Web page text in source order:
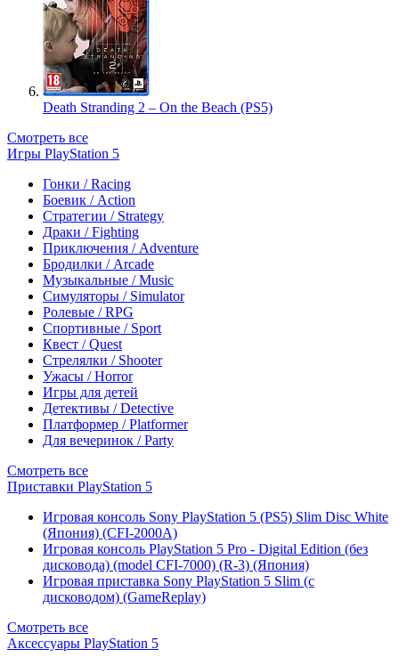
Death Stranding 2 – On the Beach (PS5)
Смотреть все
Игры PlayStation 5
Гонки / Racing
Боевик / Action
Стратегии / Strategy
Драки / Fighting
Приключения / Adventure
Бродилки / Arcade
Музыкальные / Music
Симуляторы / Simulator
Ролевые / RPG
Спортивные / Sport
Квест / Quest
Стрелялки / Shooter
Ужасы / Horror
Игры для детей
Детективы / Detective
Платформер / Platformer
Для вечеринок / Party
Смотреть все
Приставки PlayStation 5
Игровая консоль Sony PlayStation 5 (PS5) Slim Disc White
(Япония) (CFI-2000A)
Игровая консоль PlayStation 5 Pro - Digital Edition (без
дисковода) (model CFI-7000) (R-3) (Япония)
Игровая приставка Sony PlayStation 5 Slim (с
дисководом) (GameReplay)
Смотреть все
Аксессуары PlayStation 5